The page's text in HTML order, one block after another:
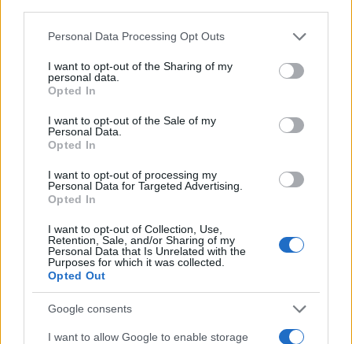
Please note that this website/app uses one or more Google
not limited to your visit or usage behaviour. You may click to
grant or deny consent to Google and its third-party tags to
use your data for below specified purposes in below Google
consent section.
Personal Data Processing Opt Outs
I want to opt-out of the Sharing of my
personal data.
Opted In
I want to opt-out of the Sale of my
Personal Data.
Opted In
I want to opt-out of processing my
Personal Data for Targeted Advertising.
Opted In
I want to opt-out of Collection, Use,
Retention, Sale, and/or Sharing of my
Personal Data that Is Unrelated with the
Purposes for which it was collected.
Opted Out
Google consents
I want to allow Google to enable storage
Continua a leggere